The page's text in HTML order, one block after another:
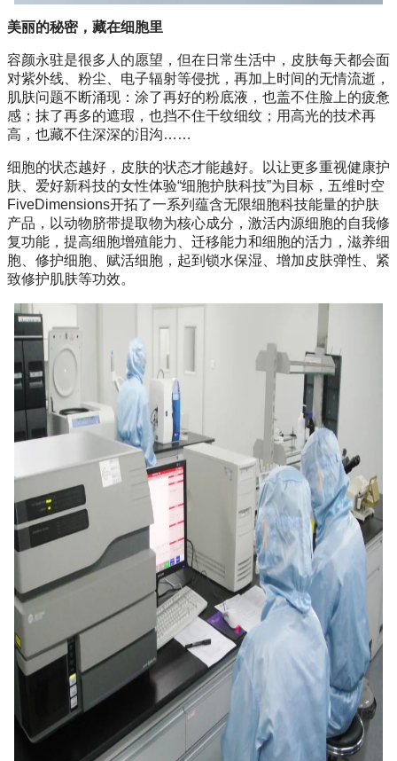
美丽的秘密，藏在细胞里
容颜永驻是很多人的愿望，但在日常生活中，皮肤每天都会面
对紫外线、粉尘、电子辐射等侵扰，再加上时间的无情流逝，
肌肤问题不断涌现：涂了再好的粉底液，也盖不住脸上的疲惫
感；抹了再多的遮瑕，也挡不住干纹细纹；用高光的技术再
高，也藏不住深深的泪沟……
细胞的状态越好，皮肤的状态才能越好。以让更多重视健康护
肤、爱好新科技的女性体验“细胞护肤科技”为目标，五维时空
FiveDimensions开拓了一系列蕴含无限细胞科技能量的护肤
产品，以动物脐带提取物为核心成分，激活内源细胞的自我修
复功能，提高细胞增殖能力、迁移能力和细胞的活力，滋养细
胞、修护细胞、赋活细胞，起到锁水保湿、增加皮肤弹性、紧
致修护肌肤等功效。